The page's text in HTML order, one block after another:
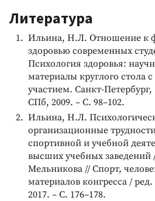
Литература
Ильина, Н.Л. Отношение к
здоровью современных
Психология здоровья:
материалы круглого стола
участием. Санкт-Петербург,
СПб, 2009. – С. 98–102.
Ильина, Н.Л.
организационные
спортивной и учебной
высших учебных
Мельникова // Спорт,
материалов конгресса /
2017. – С. 176–178.